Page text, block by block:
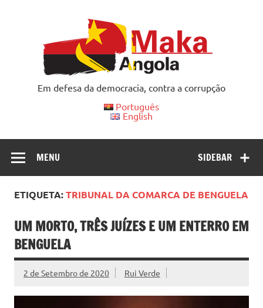
Em defesa da democracia, contra a corrupção
Português
English
SIDEBAR
MENU
ETIQUETA:TRIBUNAL DA COMARCA DE BENGUELA
UM MORTO, TRÊS JUÍZES E UM ENTERRO EM
BENGUELA
2 de Setembro de 2020 Rui Verde